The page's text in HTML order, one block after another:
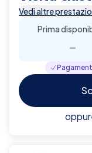
Vedi altre
Prima
-